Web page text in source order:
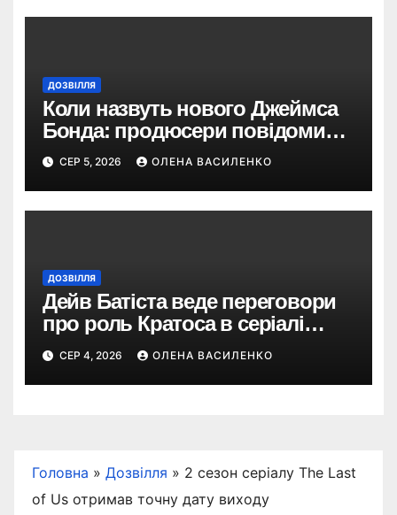
ДОЗВІЛЛЯ
Коли назвуть нового Джеймса
Бонда: продюсери повідомили
про терміни кастингу
СЕР 5, 2026 ОЛЕНА ВАСИЛЕНКО
ДОЗВІЛЛЯ
Дейв Батіста веде переговори
про роль Кратоса в серіалі
«God of War» від Amazon
СЕР 4, 2026 ОЛЕНА ВАСИЛЕНКО
Головна » Дозвілля » 2 сезон серіалу The Last
of Us отримав точну дату виходу